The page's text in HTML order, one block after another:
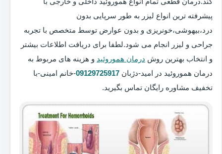
پیشرفته ترین انواع لیزر به طور سرپایی بدون
درد،بیهوشی،خونریزی و بدون عوارض توسط متخصص با تجربه
جراحی و لیزر انجام می شود.لطفا برای دریافت اطلاعات بیشتر
و انتخاب بهترین روش درمان هموروئید و هزینه های مربوط به
درمان هموروئید در امید-دژبان 09129725917-خانم امینی-با
تخفیف مشاوره رایگان تماس بگیرید.